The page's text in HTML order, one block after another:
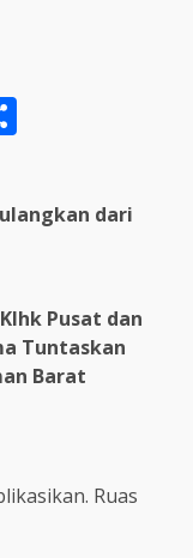
dari
Pusat dan
Tuntaskan
Barat
Ruas